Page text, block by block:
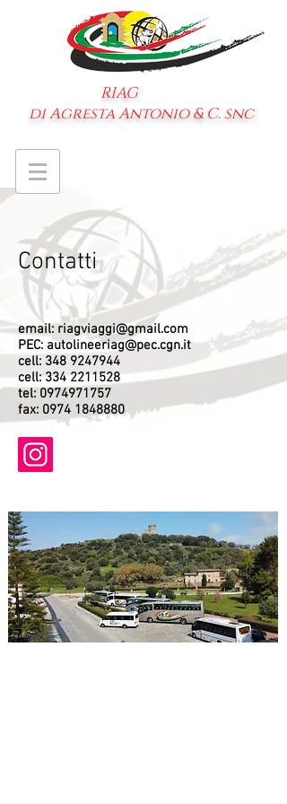
RIAG
di Agresta Antonio & C. snc
Contatti
email: riagviaggi@gmail.com
PEC: autolineeriag@pec.cgn.it
cell: 348 9247944
cell:334 2211528
tel: 0974971757
fax: 0974 1848880